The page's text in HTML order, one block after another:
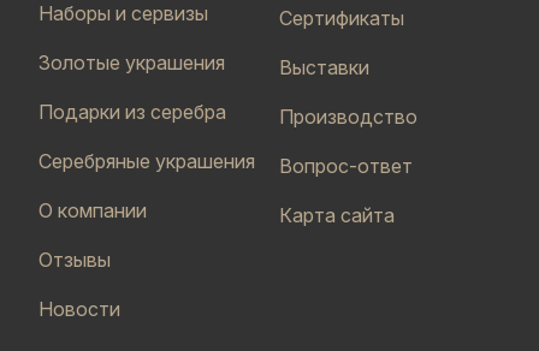
Наборы и сервизы
Золотые украшения
Подарки из серебра
Серебряные украшения
О компании
Отзывы
Новости
Сертификаты
Выставки
Производство
Вопрос-ответ
Карта сайта